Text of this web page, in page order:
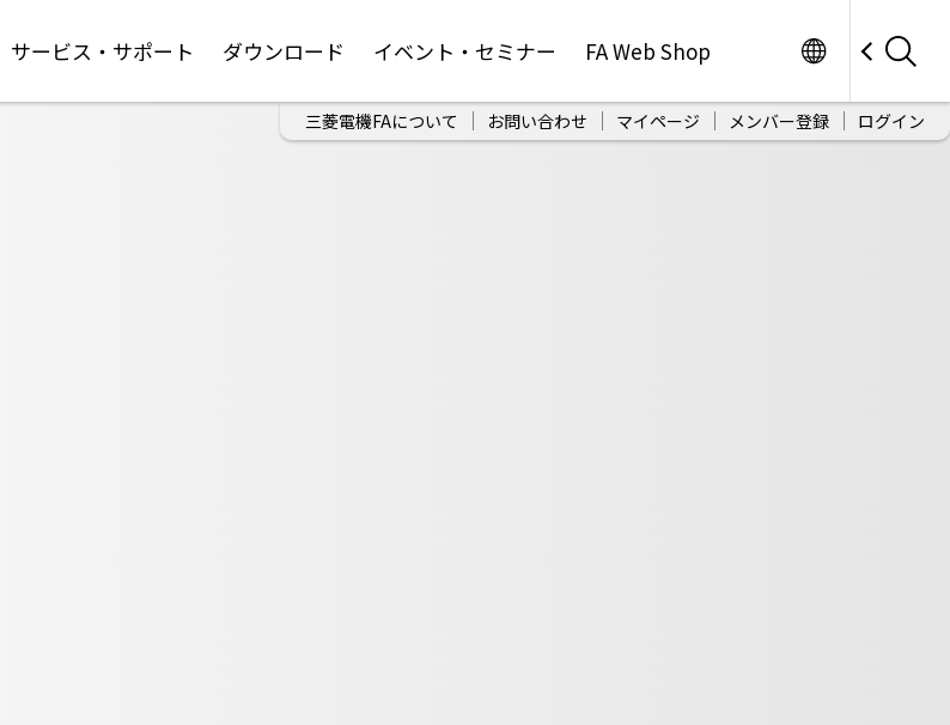
サービス・サポート ダウンロード イベント・セミナー FA Web Shop
三菱電機FAについて お問い合わせ マイページ メンバー登録 ログイン